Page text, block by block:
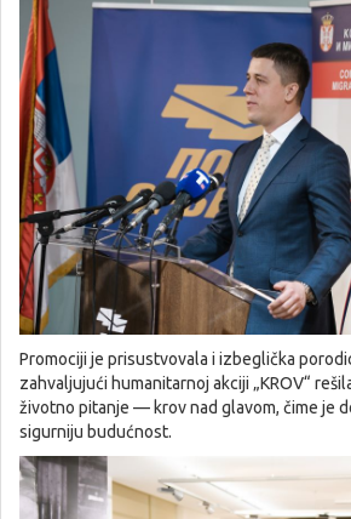
Promociji je prisustvovala i izbeglička
zahvaljujući humanitarnoj akciji „KROV“
životno pitanje — krov nad glavom, čime je
sigurniju budućnost.